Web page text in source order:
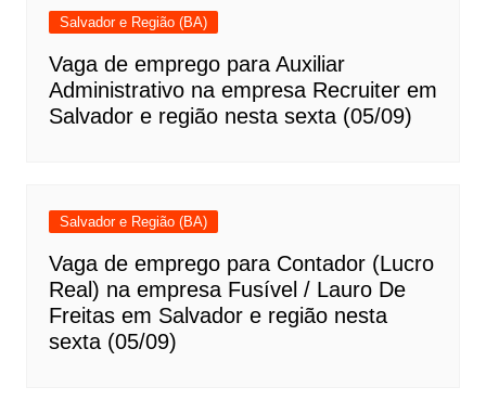
Salvador e Região (BA)
Vaga de emprego para Auxiliar
Administrativo na empresa Recruiter em
Salvador e região nesta sexta (05/09)
Salvador e Região (BA)
Vaga de emprego para Contador (Lucro
Real) na empresa Fusível / Lauro De
Freitas em Salvador e região nesta
sexta (05/09)